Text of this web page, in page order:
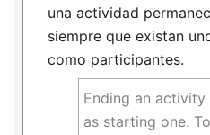
una actividad
siempre que existan
como participantes.
Ending an activity
as starting one.